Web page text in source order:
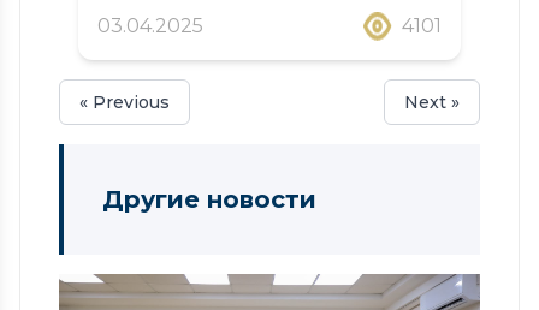
03.04.2025 4101
« Previous Next »
Другие новости